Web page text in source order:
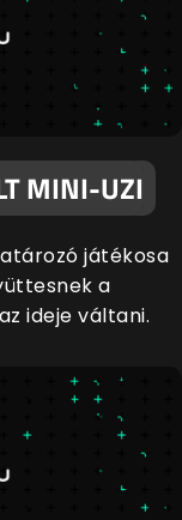
MINI-UZI
játékosa
a
ideje váltani.